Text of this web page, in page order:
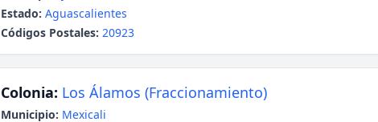
Estado: Aguascalientes
Códigos Postales: 20923
Colonia: Los Álamos (Fraccionamiento)
Municipio: Mexicali